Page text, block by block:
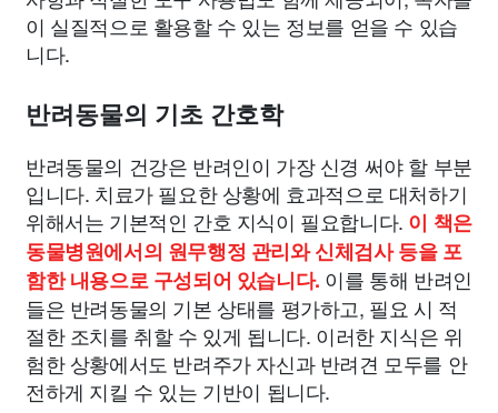
이 실질적으로 활용할 수 있는 정보를 얻을 수 있습
니다.
반려동물의 기초 간호학
반려동물의 건강은 반려인이 가장 신경 써야 할 부분
입니다. 치료가 필요한 상황에 효과적으로 대처하기
위해서는 기본적인 간호 지식이 필요합니다. 이 책은
동물병원에서의 원무행정 관리와 신체검사 등을 포
함한 내용으로 구성되어 있습니다. 이를 통해 반려인
들은 반려동물의 기본 상태를 평가하고, 필요 시 적
절한 조치를 취할 수 있게 됩니다. 이러한 지식은 위
험한 상황에서도 반려주가 자신과 반려견 모두를 안
전하게 지킬 수 있는 기반이 됩니다.